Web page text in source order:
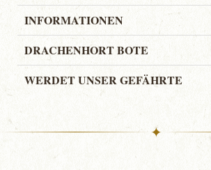
INFORMATIONEN
DRACHENHORT BOTE
WERDET UNSER GEFÄHRTE
✦